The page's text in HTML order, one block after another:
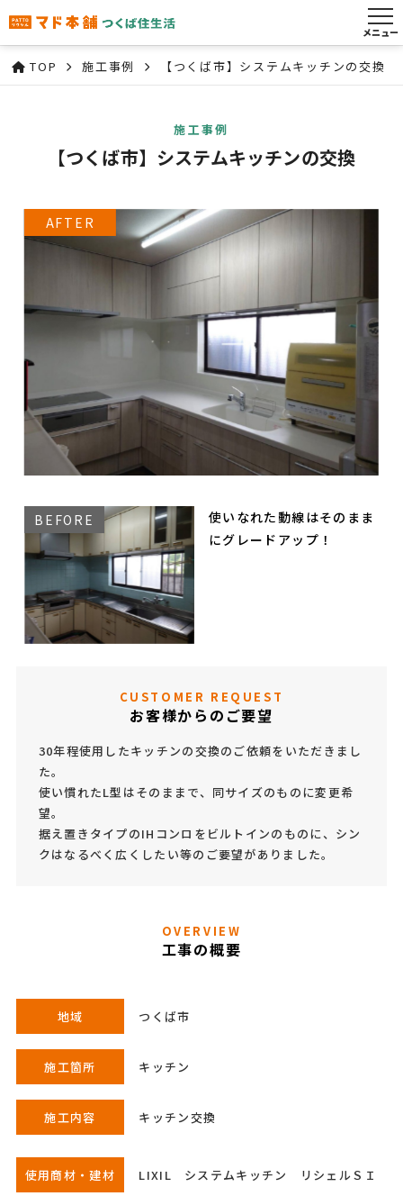
メニュー
TOP 施工事例 【つくば市】システムキッチンの交換
施工事例
【つくば市】システムキッチンの交換
使いなれた動線はそのまま
にグレードアップ！
CUSTOMER REQUEST
お客様からのご要望
30年程使用したキッチンの交換のご依頼をいただきまし
た。
使い慣れたL型はそのままで、同サイズのものに変更希
望。
据え置きタイプのIHコンロをビルトインのものに、シン
クはなるべく広くしたい等のご要望がありました。
OVERVIEW
工事の概要
地域 つくば市
施工箇所 キッチン
施工内容 キッチン交換
使用商材・建材 LIXIL システムキッチン リシェルＳＩ